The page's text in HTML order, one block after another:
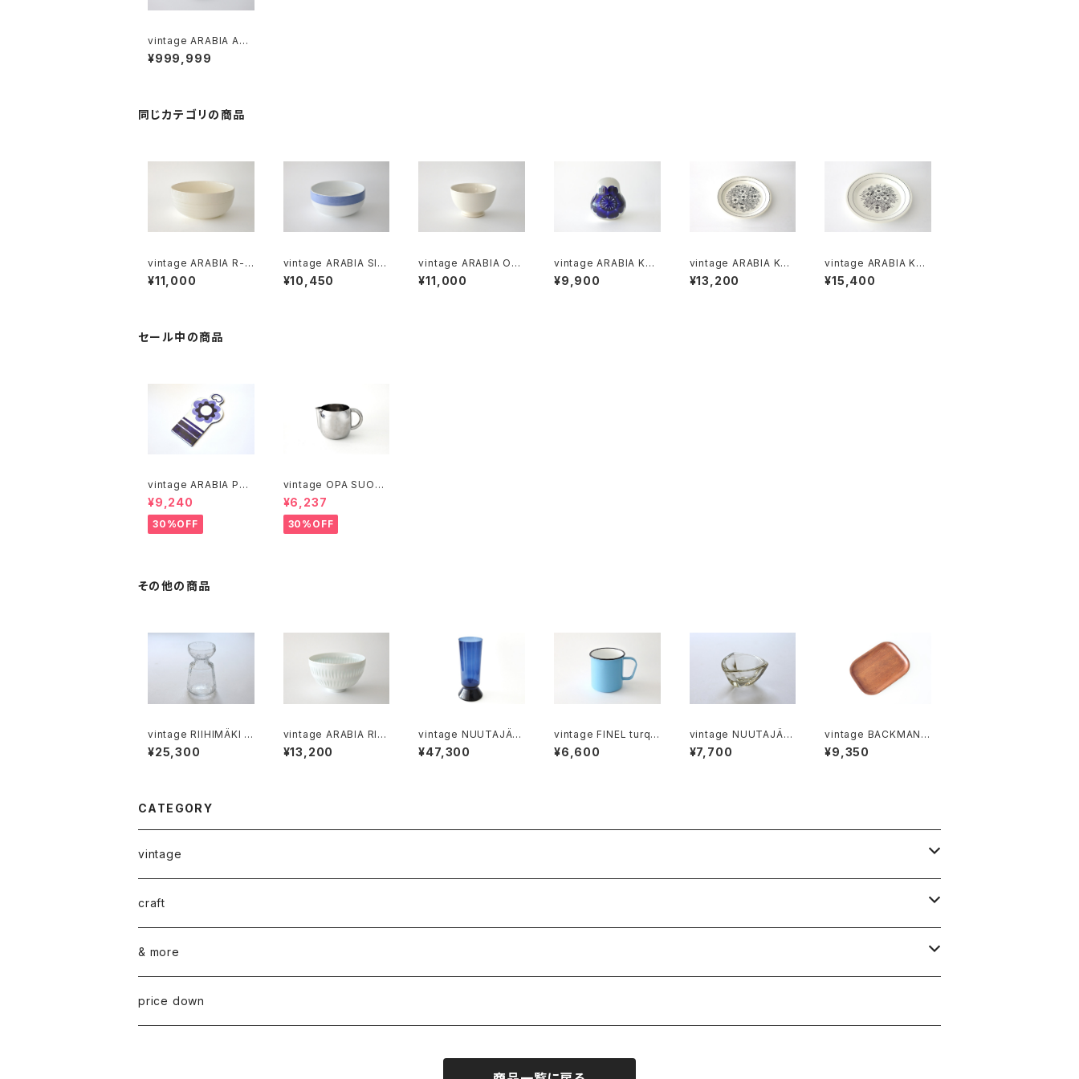
vintage ARABIA ANE
MONE plate 16cm /
ヴィンテージ アラビア
¥999,999
同じカテゴリの商品
vintage ARABIA R-m
odel bowl / オールド
アラビア ボウル アイボ
¥11,000
vintage ARABIA SINI
VALKO R-model bo
wl / オールドアラビア
¥10,450
vintage ARABIA O-
model bowl ivory /
ヴィンテージ アラビア
¥11,000
vintage ARABIA KÖ
ÖKKI salt＆pepper s
haker cobalt / ヴィン
¥9,900
vintage ARABIA KR
OKUS Plate 20cm /
ヴィンテージ アラビア
¥13,200
vintage ARABIA KR
OKUS Plate 24cm /
ヴィンテージ アラビア
¥15,400
セール中の商品
vintage ARABIA PAJ
U cutting boad / ヴィ
ンテージ アラビア パユ
カッティングボード
¥9,240
30%OFF
vintage OPA SUOMI
stainless milk pitch
er M / ヴィンテージ オ
ーパ スオミ ステンレス
ミルクピッチャー M
¥6,237
30%OFF
その他の商品
vintage RIIHIMÄKI 1
390 glass hyacinth
vase / ヴィンテージ リ
¥25,300
vintage ARABIA RIIS
I bowl / ヴィンテージ
¥13,200
vintage NUUTAJÄR
VI 1428 vase XL / ヴ
ィンテージ ヌータヤルヴ
¥47,300
vintage FINEL turqu
oise enamel mug B
/ ヴィンテージ カイ・フ
¥6,600
vintage NUUTAJÄR
VI 6606 BULLS EYE
ashtray / ヴィンテージ
¥7,700
vintage BACKMAN t
eak plywood tray 0
4 / ヴィンテージ バック
¥9,350
CATEGORY
vintage
ceramics
ARABIA
GUSTAVSBERG
glass
NUUTAJÄRVI
fabric
craft
染め花Horry
山口 和宏 木の器
& more
wear
price down